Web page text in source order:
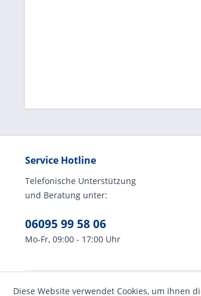
Service Hotline
Telefonische Unterstützung
und Beratung unter:
06095 99 58 06
Mo-Fr, 09:00 - 17:00 Uhr
*
Diese Website verwendet Cookies, um Ihnen